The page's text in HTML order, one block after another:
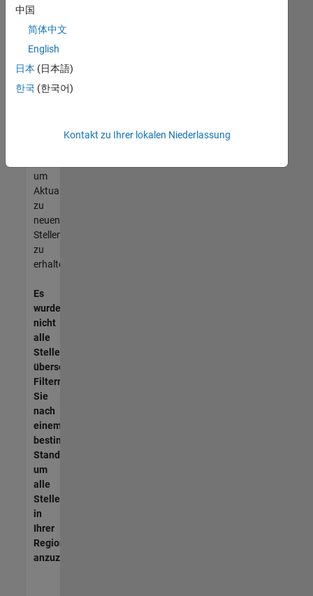
können,
die
Ihren
entsprechen,
werden
unseres
um
Aktualisierungen
zu
neuen
Stellenangeboten
zu
erhalten.
Es
wurden
nicht
alle
Stellen
übersetzt.
Filtern
Sie
nach
einem
bestimmten
Standort,
um
alle
Stellenangebote
in
Ihrer
Region
anzuzeigen.
中国
简体中文
English
日本 (日本語)
한국 (한국어)
Kontakt zu Ihrer lokalen Niederlassung